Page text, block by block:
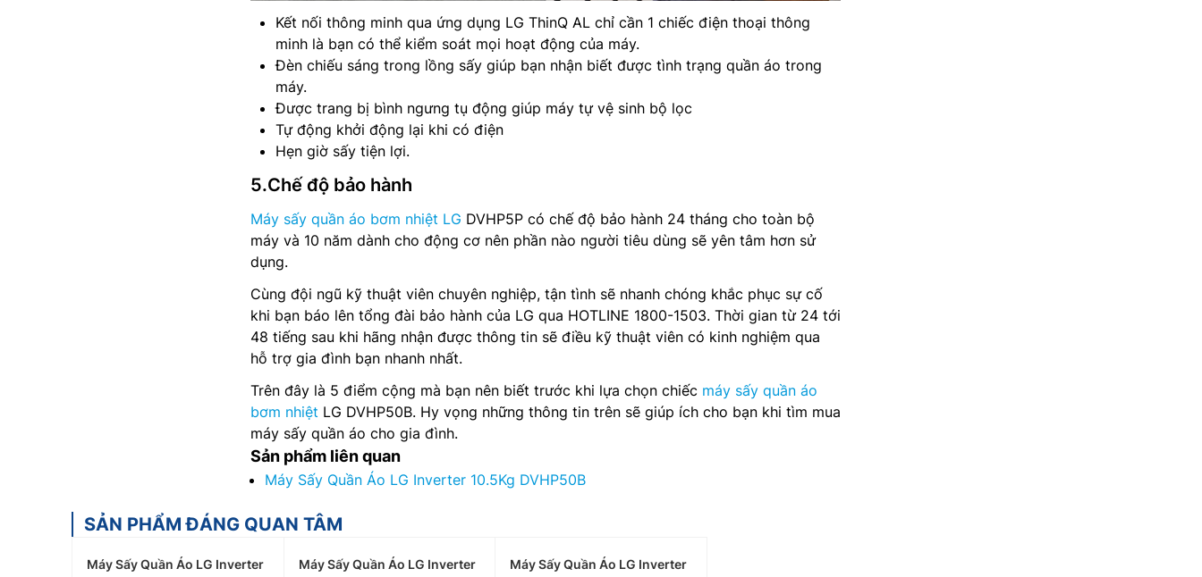
Kết nối thông minh qua ứng dụng LG ThinQ AL chỉ cần 1 chiếc điện thoại thông
minh là bạn có thể kiểm soát mọi hoạt động của máy.
Đèn chiếu sáng trong lồng sấy giúp bạn nhận biết được tình trạng quần áo trong
máy.
Được trang bị bình ngưng tụ động giúp máy tự vệ sinh bộ lọc
Tự động khởi động lại khi có điện
Hẹn giờ sấy tiện lợi.
5.Chế độ bảo hành
Máy sấy quần áo bơm nhiệt LG DVHP5P có chế độ bảo hành 24 tháng cho toàn bộ
máy và 10 năm dành cho động cơ nên phần nào người tiêu dùng sẽ yên tâm hơn sử
dụng.
Cùng đội ngũ kỹ thuật viên chuyên nghiệp, tận tình sẽ nhanh chóng khắc phục sự cố
khi bạn báo lên tổng đài bảo hành của LG qua HOTLINE 1800-1503. Thời gian từ 24 tới
48 tiếng sau khi hãng nhận được thông tin sẽ điều kỹ thuật viên có kinh nghiệm qua
hỗ trợ gia đình bạn nhanh nhất.
Trên đây là 5 điểm cộng mà bạn nên biết trước khi lựa chọn chiếc máy sấy quần áo
bơm nhiệt LG DVHP50B. Hy vọng những thông tin trên sẽ giúp ích cho bạn khi tìm mua
máy sấy quần áo cho gia đình.
Sản phẩm liên quan
Máy Sấy Quần Áo LG Inverter 10.5Kg DVHP50B
SẢN PHẨM ĐÁNG QUAN TÂM
Máy Sấy Quần Áo LG Inverter
Máy Sấy Quần Áo LG Inverter
Máy Sấy Quần Áo LG Inverter